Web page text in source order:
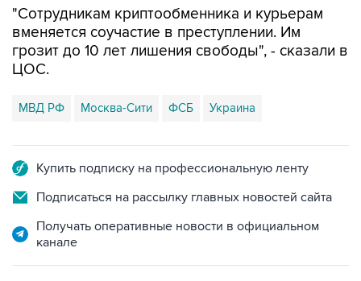
грозит до 10 лет лишения свободы", - сказали в
ЦОС.
МВД РФ
Подписаться на рассылку главных новостей сайта
Получать оперативные новости в официальном